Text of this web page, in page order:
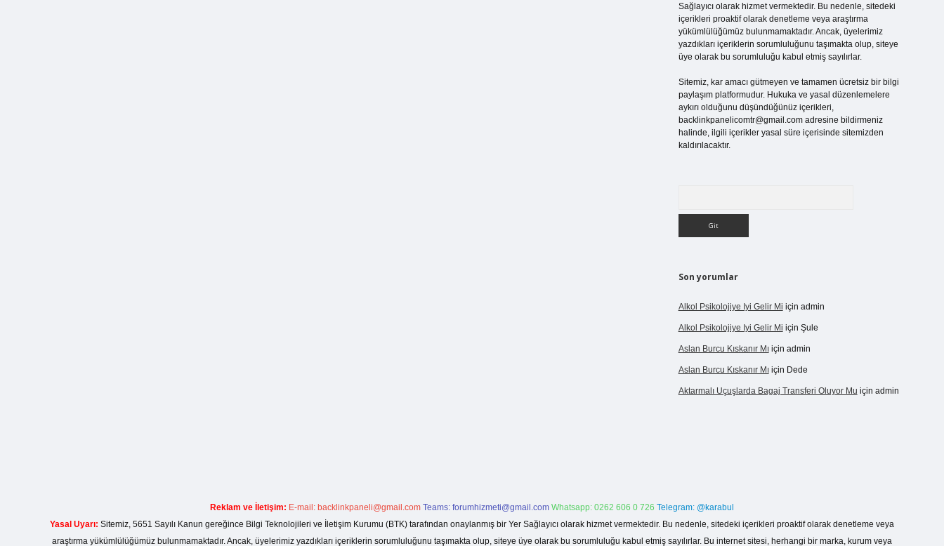
Sağlayıcı olarak hizmet vermektedir. Bu nedenle, sitedeki
içerikleri proaktif olarak denetleme veya araştırma
yükümlülüğümüz bulunmamaktadır. Ancak, üyelerimiz
yazdıkları içeriklerin sorumluluğunu taşımakta olup, siteye
üye olarak bu sorumluluğu kabul etmiş sayılırlar.
Sitemiz, kar amacı gütmeyen ve tamamen ücretsiz bir bilgi
paylaşım platformudur. Hukuka ve yasal düzenlemelere
aykırı olduğunu düşündüğünüz içerikleri,
backlinkpanelicomtr@gmail.comadresine bildirmeniz
halinde, ilgili içerikler yasal süre içerisinde sitemizden
kaldırılacaktır.
Son yorumlar
Alkol Psikolojiye Iyi Gelir Mi için admin
Alkol Psikolojiye Iyi Gelir Mi için Şule
Aslan Burcu Kıskanır Mıiçin admin
Aslan Burcu Kıskanır Mıiçin Dede
Aktarmalı Uçuşlarda Bagaj Transferi Oluyor Mu için admin
Reklam ve İletişim: E-mail: backlinkpaneli@gmail.com Teams: forumhizmeti@gmail.com Whatsapp: 0262 606 0 726 Telegram: @karabul
Yasal Uyarı: Sitemiz, 5651 Sayılı Kanun gereğince Bilgi Teknolojileri ve İletişim Kurumu (BTK) tarafından onaylanmış bir Yer Sağlayıcı olarak hizmet vermektedir. Bu nedenle, sitedeki içerikleri proaktif olarak denetleme veya
araştırma yükümlülüğümüz bulunmamaktadır. Ancak, üyelerimiz yazdıkları içeriklerin sorumluluğunu taşımakta olup, siteye üye olarak bu sorumluluğu kabul etmiş sayılırlar. Bu internet sitesi, herhangi bir marka, kurum veya